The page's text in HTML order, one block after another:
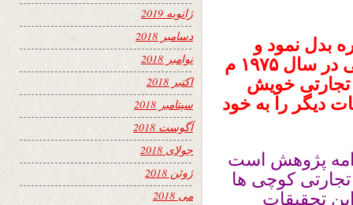
بدل نمود و
انکشاف نمود . تحقیقات نویسنده دنمارکی در سال ۱۹۷۵ م
خویش
دیگر را به خود
) در اصل ادامه پژوهش است
برای مسیر تجارتی کوچی ها
تحقیقات
ژانویه 2019
دسامبر 2018
نوامبر 2018
اکتبر 2018
سپتامبر 2018
آگوست 2018
جولای 2018
ژوئن 2018
می 2018